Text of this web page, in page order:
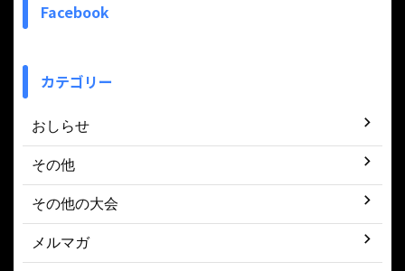
Facebook
カテゴリー
おしらせ
その他
その他の大会
メルマガ